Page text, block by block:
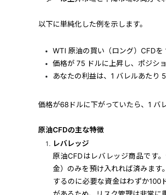
以下に単純化した例を示します。
WTI 原油の買い（ロング）CFDを
価格が 75 ドルに上昇し、ポジシ
あなたの利益は、1 バレルあたり
価格が68ドルに下がっていたら、1 バ
原油CFDの主な特徴
レバレッジ
原油CFDはレバレッジ商品です
金）のみを預け入れれば済みます
するのに必要な資金はわずか100